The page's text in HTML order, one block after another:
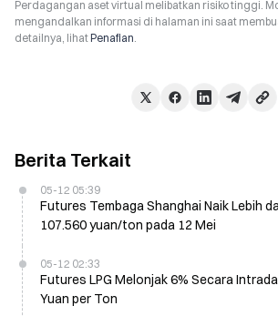
Perdagangan aset virtual melibatkan risiko tinggi.
mengandalkan informasi di halaman ini saat
detailnya, lihatPenafian.
Berita Terkait
05-12 05:39
Futures Tembaga Shanghai Naik Lebih
107.560 yuan/ton pada 12 Mei
05-12 02:33
Futures LPG Melonjak 6% Secara
Yuan per Ton